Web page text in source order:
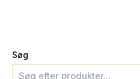
Søg